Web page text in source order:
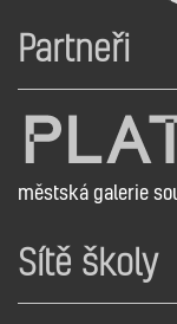
Partneři
městská galerie
Sítě školy